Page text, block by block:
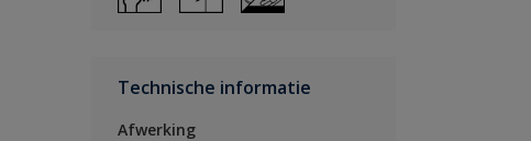
Technische informatie
Afwerking